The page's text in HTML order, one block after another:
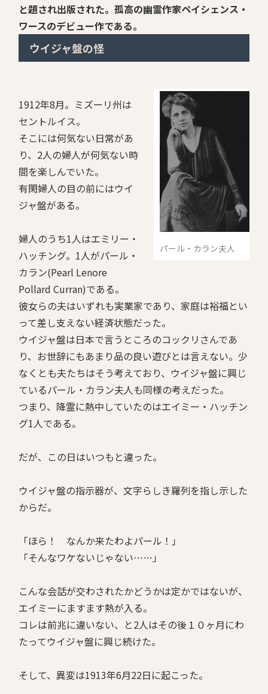
と題され出版された。孤高の幽霊作家ペイシェンス・
ワースのデビュー作である。
ウイジャ盤の怪
パール・カラン夫人
1912年8月。ミズーリ州は
セントルイス。
そこには何気ない日常があ
り、2人の婦人が何気ない時
間を楽しんでいた。
有閑婦人の目の前にはウイ
ジャ盤がある。
婦人のうち1人はエミリー・
ハッチング。1人がパール・
カラン(Pearl Lenore
Pollard Curran)である。
彼女らの夫はいずれも実業家であり、家庭は裕福とい
って差し支えない経済状態だった。
ウイジャ盤は日本で言うところのコックリさんであ
り、お世辞にもあまり品の良い遊びとは言えない。少
なくとも夫たちはそう考えており、ウイジャ盤に興じ
ているパール・カラン夫人も同様の考えだった。
つまり、降霊に熱中していたのはエイミー・ハッチン
グ1人である。
だが、この日はいつもと違った。
ウイジャ盤の指示器が、文字らしき羅列を指し示した
からだ。
「ほら！ なんか来たわよパール！」
「そんなワケないじゃない……」
こんな会話が交わされたかどうかは定かではないが、
エイミーにますます熱が入る。
コレは前兆に違いない、と2人はその後１０ヶ月にわ
たってウイジャ盤に興じ続けた。
そして、異変は1913年6月22日に起こった。